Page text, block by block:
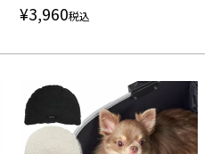
¥3,960税込